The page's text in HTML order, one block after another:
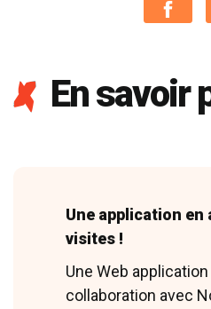
En savoir
Une application en
visites !
Une Web
collaboration avec